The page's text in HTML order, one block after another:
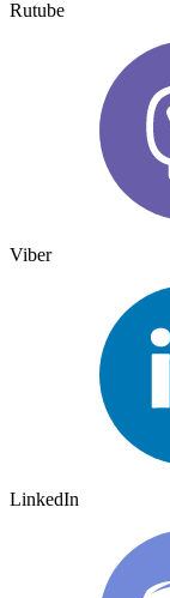
Rutube
Viber
LinkedIn